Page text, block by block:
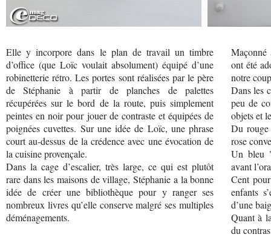
Elle y incorpore dans le plan de travail un timbre
d’office (que Loïc voulait absolument) équipé d’une
robinetterie rétro. Les portes sont réalisées par le père
de Stéphanie à partir de planches de palettes
récupérées sur le bord de la route, puis simplement
peintes en noir pour jouer de contraste et équipées de
poignées cuvettes. Sur une idée de Loïc, une phrase
court au-dessus de la crédence avec une évocation de
la cuisine provençale.
Dans la cage d’escalier, très large, ce qui est plutôt
rare dans les maisons de village, Stéphanie a la bonne
idée de créer une bibliothèque pour y ranger ses
nombreux livres qu’elle conserve malgré ses multiples
déménagements.
Maçonné
ont été
notre
Dans les
peu de
objets et
Du rouge
rose
Un bleu
avant
Cent
enfants
d’une
Quant à
du